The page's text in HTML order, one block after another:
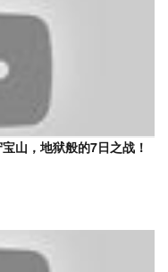
山，地狱般的7日之战！